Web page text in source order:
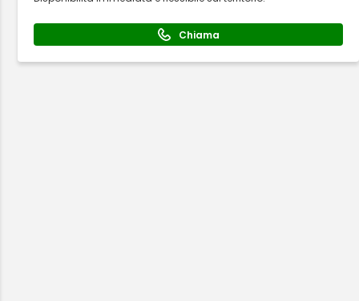
Chiama